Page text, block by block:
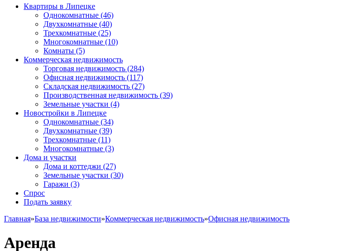
Квартиры в Липецке
Однокомнатные (46)
Двухкомнатные (40)
Трехкомнатные (25)
Многокомнатные (10)
Комнаты (5)
Коммерческая недвижимость
Торговая недвижимость (284)
Офисная недвижимость (117)
Складская недвижимость (27)
Производственная недвижимость (39)
Земельные участки (4)
Новостройки в Липецке
Однокомнатные (34)
Двухкомнатные (39)
Трехкомнатные (11)
Многокомнатные (3)
Дома и участки
Дома и коттеджи (27)
Земельные участки (30)
Гаражи (3)
Спрос
Подать заявку
Главная»База недвижимости»Коммерческая недвижимость»Офисная недвижимость
Аренда